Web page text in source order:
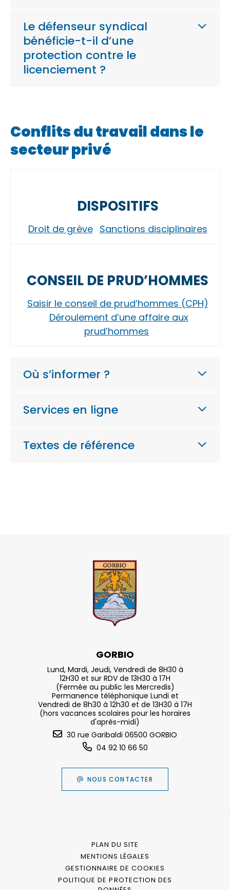
Le défenseur syndical
bénéficie-t-il d’une
protection contre le
licenciement ?
Conflits du travail dans le
secteur privé
DISPOSITIFS
Droit de grève Sanctions disciplinaires
CONSEIL DE PRUD’HOMMES
Saisir le conseil de prud’hommes (CPH)
Déroulement d’une affaire aux
prud’hommes
Où s’informer ?
Services en ligne
Textes de référence
GORBIO
Lund, Mardi, Jeudi, Vendredi de 8H30 à
12H30 et sur RDV de 13H30 à 17H
(Fermée au public les Mercredis)
Permanence téléphonique Lundi et
Vendredi de 8h30 à 12h30 et de 13H30 à 17H
(hors vacances scolaires pour les horaires
d'après-midi)
30 rue Garibaldi 06500 GORBIO
04 92 10 66 50
NOUS CONTACTER
PLAN DU SITE
MENTIONS LÉGALES
GESTIONNAIRE DE COOKIES
POLITIQUE DE PROTECTION DES